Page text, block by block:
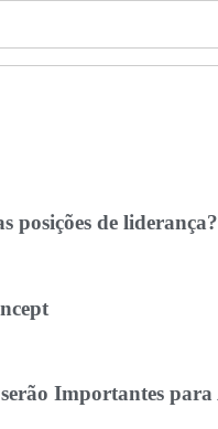
posições de liderança?
Importantes para